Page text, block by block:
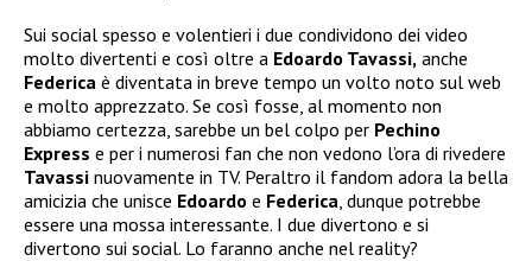
Sui social spesso e volentieri i due condividono dei video
molto divertenti e così oltre a Edoardo Tavassi, anche
Federica è diventata in breve tempo un volto noto sul web
e molto apprezzato. Se così fosse, al momento non
abbiamo certezza, sarebbe un bel colpo per Pechino
Express e per i numerosi fan che non vedono l’ora di rivedere
Tavassi nuovamente in TV. Peraltro il fandom adora la bella
amicizia che unisce Edoardo e Federica , dunque potrebbe
essere una mossa interessante. I due divertono e si
divertono sui social. Lo faranno anche nel reality?